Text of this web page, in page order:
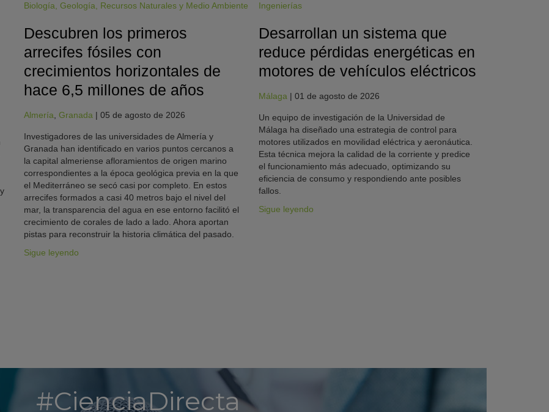
Biología ,Geología Recursos Naturales y Medio Ambiente
Descubren los primeros
arrecifes fósiles con
crecimientos horizontales de
hace 6,5 millones de años
Almería ,Granada |05 de agosto de 2026
Investigadores de las universidades de Almería y
Granada han identificado en varios puntos cercanos a
la capital almeriense afloramientos de origen marino
correspondientes a la época geológica previa en la que
el Mediterráneo se secó casi por completo. En estos
arrecifes formados a casi 40 metros bajo el nivel del
mar, la transparencia del agua en ese entorno facilitó el
crecimiento de corales de lado a lado. Ahora aportan
pistas para reconstruir la historia climática del pasado.
Sigue leyendo
Ingenierías
Desarrollan un sistema que
reduce pérdidas energéticas en
motores de vehículos eléctricos
Málaga | 01 de agosto de 2026
Un equipo de investigación de la Universidad de
Málaga ha diseñado una estrategia de control para
motores utilizados en movilidad eléctrica y aeronáutica.
Esta técnica mejora la calidad de la corriente y predice
el funcionamiento más adecuado, optimizando su
eficiencia de consumo y respondiendo ante posibles
fallos.
Sigue leyendo
#CienciaDirecta